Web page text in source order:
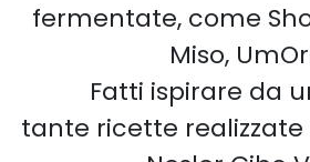
fermentate, come
Miso,
Fatti ispirare da
tante ricette realizzate